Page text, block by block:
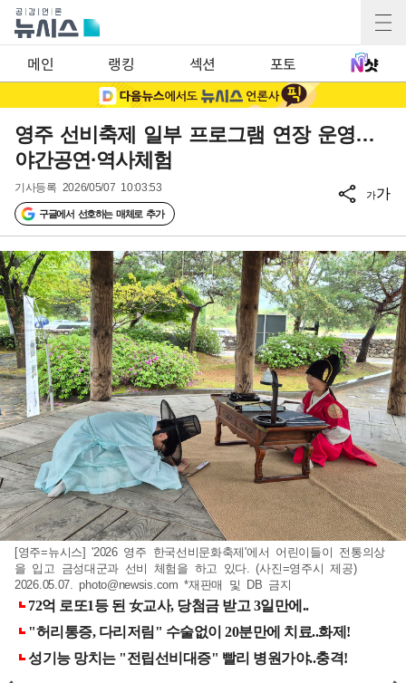
메인 랭킹 섹션 포토
영주 선비축제 일부 프로그램 연장 운영…
야간공연·역사체험
기사등록 2026/05/07 10:03:53
구글에서 선호하는 매체로 추가
가가
[영주=뉴시스] '2026 영주 한국선비문화축제'에서 어린이들이 전통의상
을 입고 금성대군과 선비 체험을 하고 있다. (사진=영주시 제공)
2026.05.07.photo@newsis.com *재판매 및 DB 금지